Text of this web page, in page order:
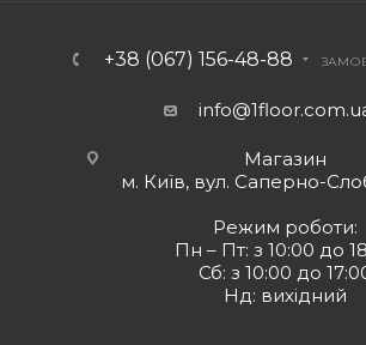
+38 (067) 156-48-88
Магазин
м. Київ, вул. Саперно-
Режим роботи:
Пн – Пт: з 10:00 до
Сб: з 10:00 до
Нд: вихідний